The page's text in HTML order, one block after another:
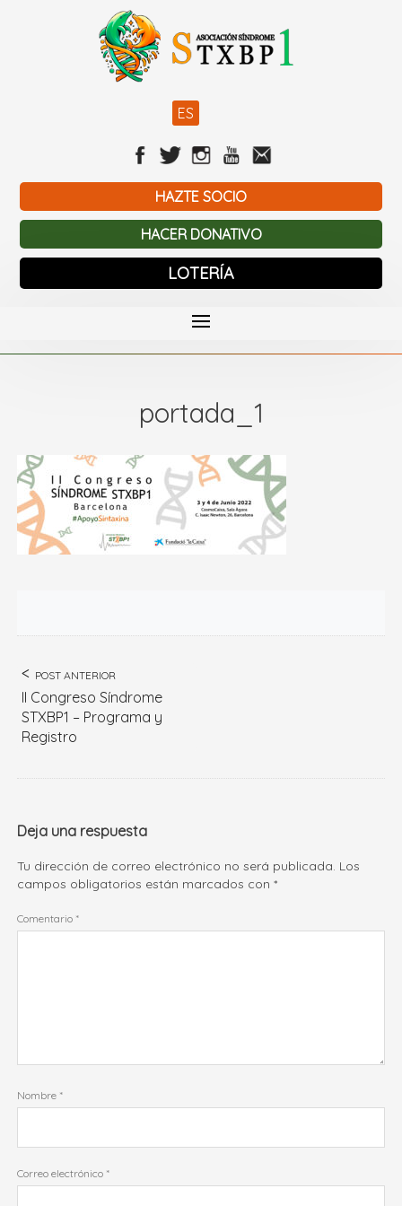
ES
HAZTE SOCIO
HACER DONATIVO
LOTERÍA
portada_1
POST ANTERIOR
II Congreso Síndrome
STXBP1 – Programa y
Registro
Deja una respuesta
Tu dirección de correo electrónico no será publicada. Los
campos obligatorios están marcados con*
Comentario *
Nombre *
Correo electrónico *